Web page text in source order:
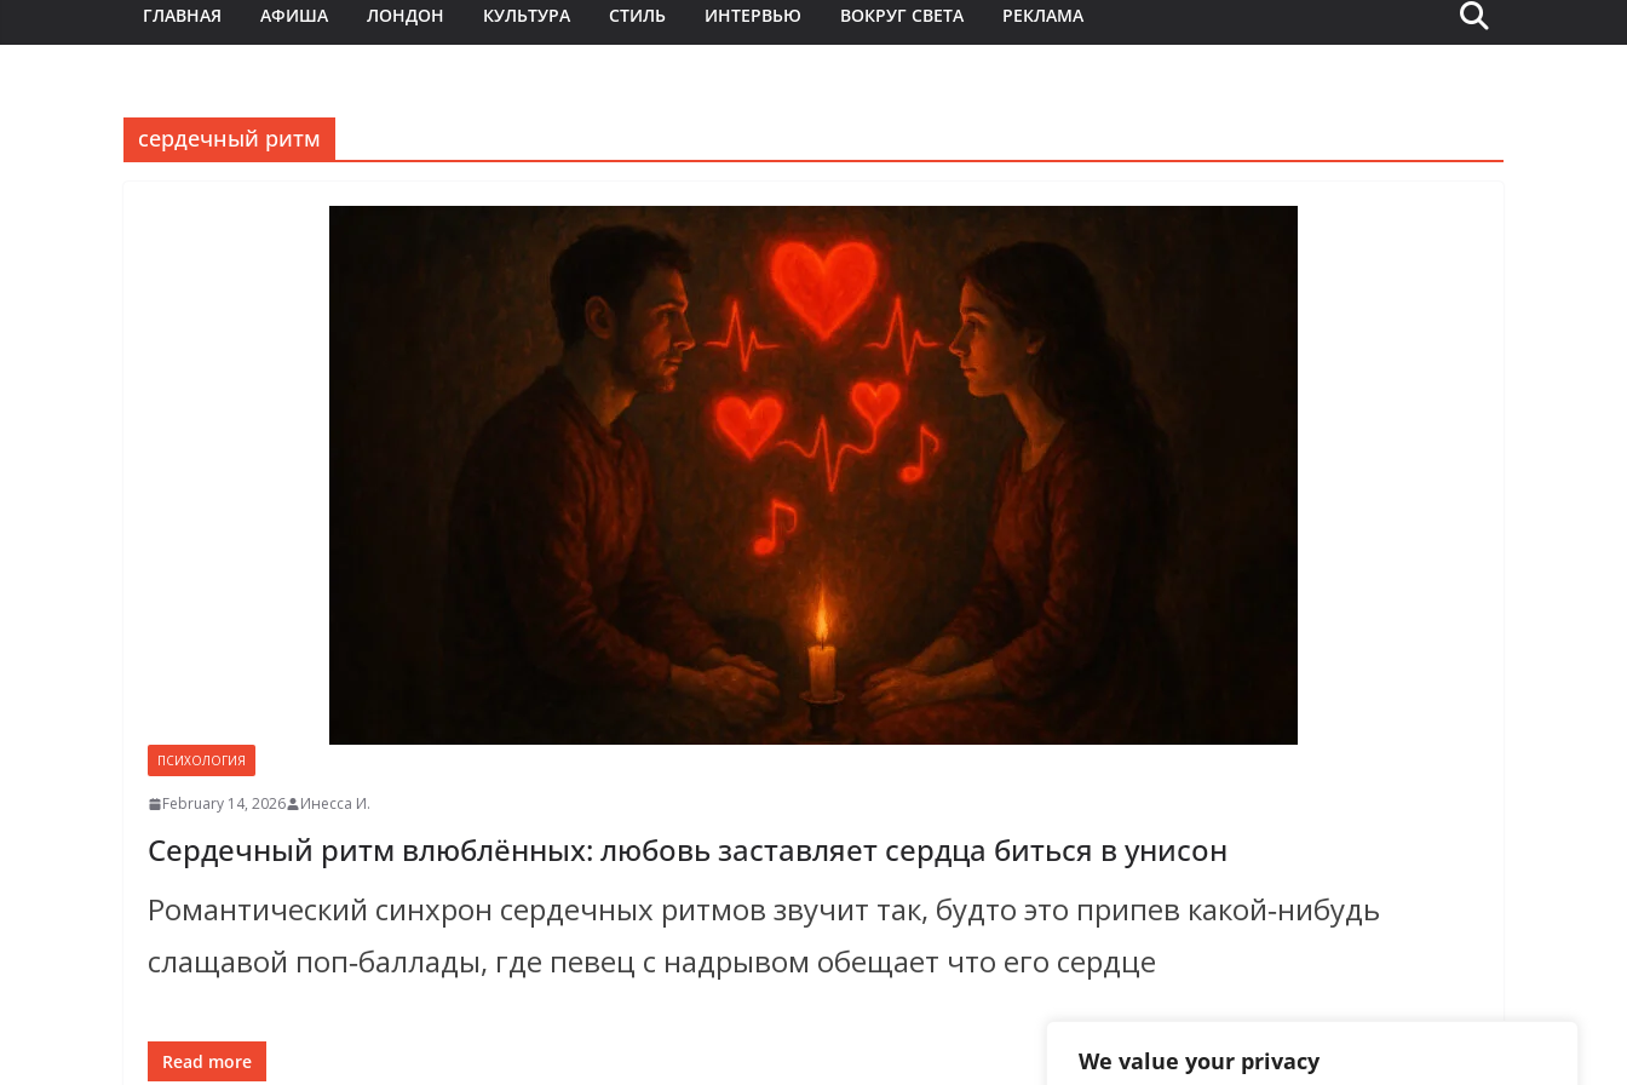
We value your privacy
ГЛАВНАЯ АФИША ЛОНДОН КУЛЬТУРА СТИЛЬ ИНТЕРВЬЮ ВОКРУГ СВЕТА РЕКЛАМА
сердечный ритм
ПСИХОЛОГИЯ
February 14, 2026 Инесса И.
Сердечный ритм влюблённых: любовь заставляет сердца биться в унисон
Романтический синхрон сердечных ритмов звучит так, будто это припев какой‑нибудь
слащавой поп‑баллады, где певец с надрывом обещает что его сердце
Read more